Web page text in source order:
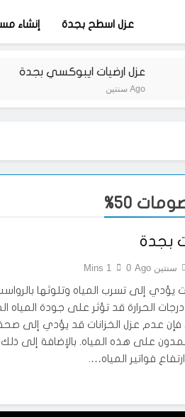
عزل اسطح بجدة إنشاء
عزل ارضيات ايبوكسي بجدة
سنتين Ago
50%
بجدة
سنتين Ago 0
1 Mins
يؤدي إلى تسرب المياه وتلوثها بالرواسب
درجات الحرارة قد تؤثر على جودة المياه
فإن عدم عزل الخزانات قد يؤدي إلى
على هذه المياه. بالإضافة إلى
فواتير المياه….